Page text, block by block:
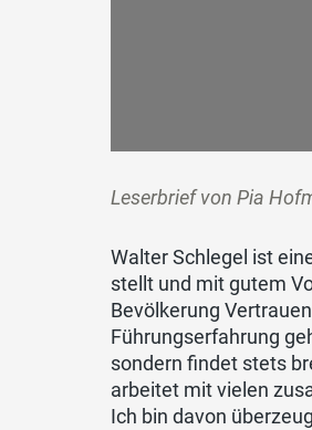
Leserbrief von Pia
Walter Schlegel ist
stellt und mit gutem
Bevölkerung
Führungserfahrung
sondern findet stets
arbeitet mit vielen
Ich bin davon